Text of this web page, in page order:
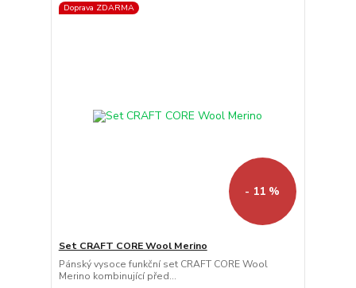
Doprava ZDARMA
- 11 %
Set CRAFT CORE Wool Merino
Pánský vysoce funkční set CRAFT CORE Wool
Merino kombinující před...